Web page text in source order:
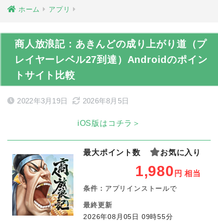
ホーム アプリ
商人放浪記：あきんどの成り上がり道（プ
レイヤーレベル27到達）Androidのポイン
トサイト比較
2022年3月19日 2026年8月5日
iOS版はコチラ＞
最大ポイント数 お気に入り
1,980 円 相当
条件： アプリインストールで
最終更新
2026年08月05日 09時55分